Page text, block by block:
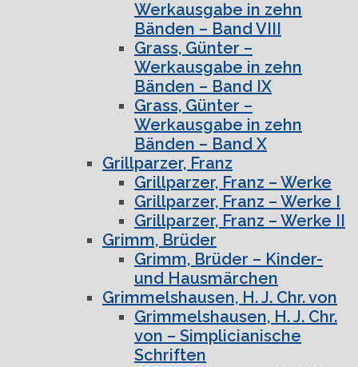
Werkausgabe in zehn
Bänden – Band VIII
Grass, Günter –
Werkausgabe in zehn
Bänden – Band IX
Grass, Günter –
Werkausgabe in zehn
Bänden – Band X
Grillparzer, Franz
Grillparzer, Franz – Werke
Grillparzer, Franz – Werke I
Grillparzer, Franz – Werke II
Grimm, Brüder
Grimm, Brüder – Kinder-
und Hausmärchen
Grimmelshausen, H. J. Chr. von
Grimmelshausen, H. J. Chr.
von – Simplicianische
Schriften